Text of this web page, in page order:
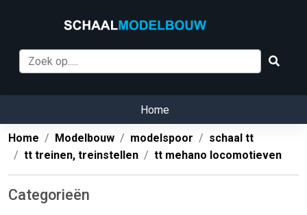
Home
Home Modelbouw modelspoor
schaal tt
tt treinen, treinstellen
tt mehano locomotieven
Categorieën